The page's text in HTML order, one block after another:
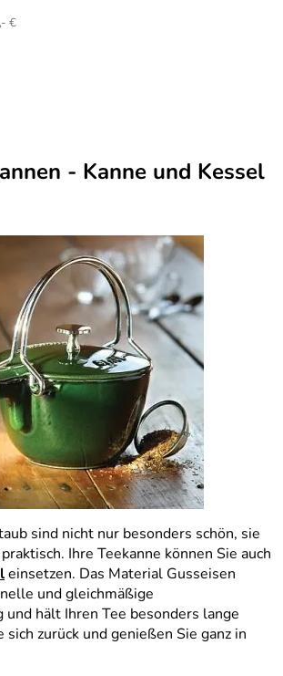
€
- Kanne und Kessel
sind nicht nur besonders schön, sie
Ihre Teekanne können Sie auch
einsetzen. Das Material Gusseisen
und gleichmäßige
hält Ihren Tee besonders lange
sich zurück und genießen Sie ganz in